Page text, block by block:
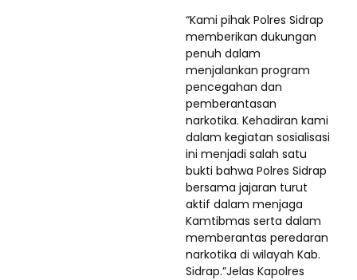
“Kami pihak Polres Sidrap
memberikan dukungan
penuh dalam
menjalankan program
pencegahan dan
pemberantasan
narkotika. Kehadiran kami
dalam kegiatan sosialisasi
ini menjadi salah satu
bukti bahwa Polres Sidrap
bersama jajaran turut
aktif dalam menjaga
Kamtibmas serta dalam
memberantas peredaran
narkotika di wilayah Kab.
Sidrap.”Jelas Kapolres